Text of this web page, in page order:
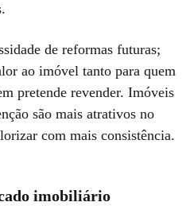
de reformas futuras;
ao imóvel tanto para quem
pretende revender. Imóveis
são mais atrativos no
com mais consistência.
imobiliário